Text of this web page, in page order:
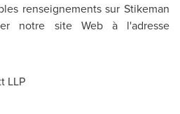
renseignements sur Stikeman
notre site Web à l'adresse
LLP